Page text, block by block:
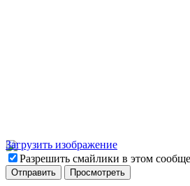
Загрузить изображение
Разрешить смайлики в этом